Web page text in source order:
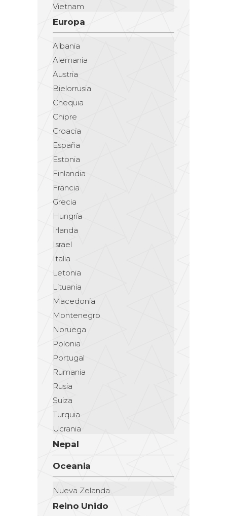
Vietnam
Europa
Albania
Alemania
Austria
Bielorrusia
Chequia
Chipre
Croacia
España
Estonia
Finlandia
Francia
Grecia
Hungría
Irlanda
Israel
Italia
Letonia
Lituania
Macedonia
Montenegro
Noruega
Polonia
Portugal
Rumania
Rusia
Suiza
Turquia
Ucrania
Nepal
Oceania
Nueva Zelanda
Reino Unido